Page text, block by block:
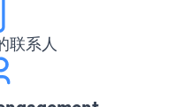
联系人